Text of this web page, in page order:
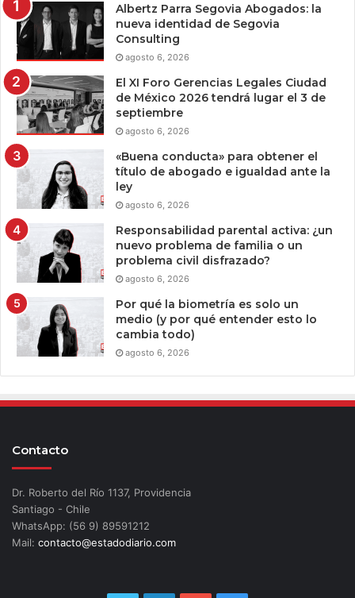
Albertz Parra Segovia Abogados: la
nueva identidad de Segovia
Consulting
agosto 6, 2026
El XI Foro Gerencias Legales Ciudad
de México 2026 tendrá lugar el 3 de
septiembre
agosto 6, 2026
«Buena conducta» para obtener el
título de abogado e igualdad ante la
ley
agosto 6, 2026
Responsabilidad parental activa: ¿un
nuevo problema de familia o un
problema civil disfrazado?
agosto 6, 2026
Por qué la biometría es solo un
medio (y por qué entender esto lo
cambia todo)
agosto 6, 2026
Contacto
Dr. Roberto del Río 1137, Providencia
Santiago - Chile
WhatsApp: (56 9) 89591212
Mail: contacto@estadodiario.com